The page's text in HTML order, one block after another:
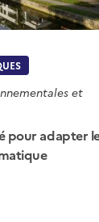
et
pour adapter